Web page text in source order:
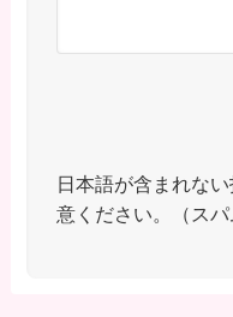
日本語が含まれな
意ください。（スパ